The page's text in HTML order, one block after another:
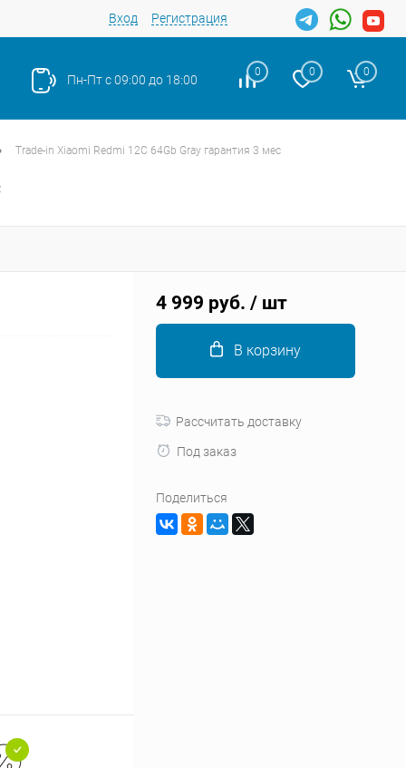
Вход Регистрация
Пн-Пт с 09:00 до 18:00
0 0 0
Trade-in Xiaomi Redmi 12C 64Gb Gray гарантия 3 мес
4 999 руб. / шт
В корзину
Рассчитать доставку
Под заказ
Поделиться